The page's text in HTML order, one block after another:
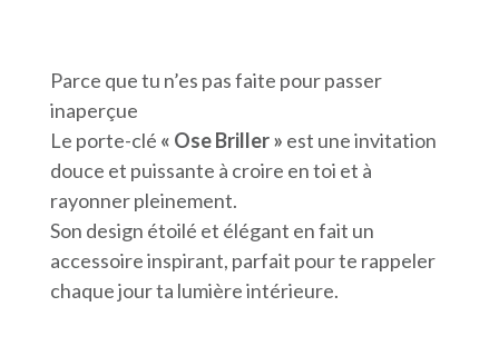
Parce que tu n’es pas faite pour passer
inaperçue
Le porte-clé « Ose Briller » est une invitation
douce et puissante à croire en toi et à
rayonner pleinement.
Son design étoilé et élégant en fait un
accessoire inspirant, parfait pour te rappeler
chaque jour ta lumière intérieure.